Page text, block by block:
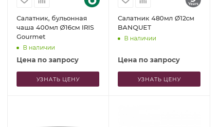
Салатник, бульонная
чаша 400мл Ø16см IRIS
Gourmet
В наличии
Цена по запросу
УЗНАТЬ ЦЕНУ
Салатник 480мл Ø12см
BANQUET
В наличии
Цена по запросу
УЗНАТЬ ЦЕНУ